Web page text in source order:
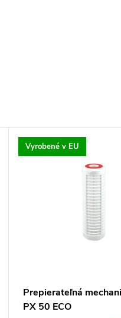
Vyrobené v EU
Prepierateľná
PX 50 ECO